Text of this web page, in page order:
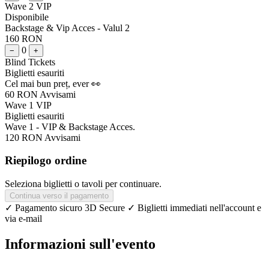
Wave 2 VIP
Disponibile
Backstage & Vip Acces - Valul 2
160 RON
− 0 +
Blind Tickets
Biglietti esauriti
Cel mai bun preț, ever 👀
60 RON Avvisami
Wave 1 VIP
Biglietti esauriti
Wave 1 - VIP & Backstage Acces.
120 RON Avvisami
Riepilogo ordine
Seleziona biglietti o tavoli per continuare.
Continua verso il pagamento
✓ Pagamento sicuro 3D Secure ✓ Biglietti immediati nell'account e
via e-mail
Informazioni sull'evento